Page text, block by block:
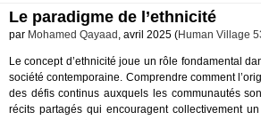
Le paradigme de l’ethnicité
par Mohamed Qayaad , avril 2025 (Human Village
Le concept d’ethnicité joue un rôle fondamental
société contemporaine. Comprendre comment
des défis continus auxquels les communautés
récits partagés qui encouragent collectivement